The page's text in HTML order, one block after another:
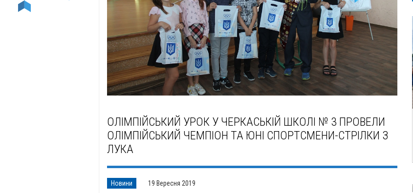
ОЛІМПІЙСЬКИЙ УРОК У ЧЕРКАСЬКІЙ ШКОЛІ № 3 ПРОВЕЛИ
ОЛІМПІЙСЬКИЙ ЧЕМПІОН ТА ЮНІ СПОРТСМЕНИ-СТРІЛКИ З
ЛУКА
Новини 19 Вересня 2019